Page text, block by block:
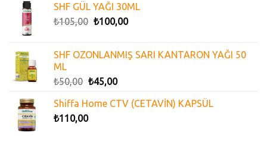
SHF GÜL YAĞI 30ML
₺105,00 ₺100,00
SHF OZONLANMIŞ SARI KANTARON YAĞI 50
ML
₺50,00 ₺45,00
Shiffa Home CTV (CETAVİN) KAPSÜL
₺110,00